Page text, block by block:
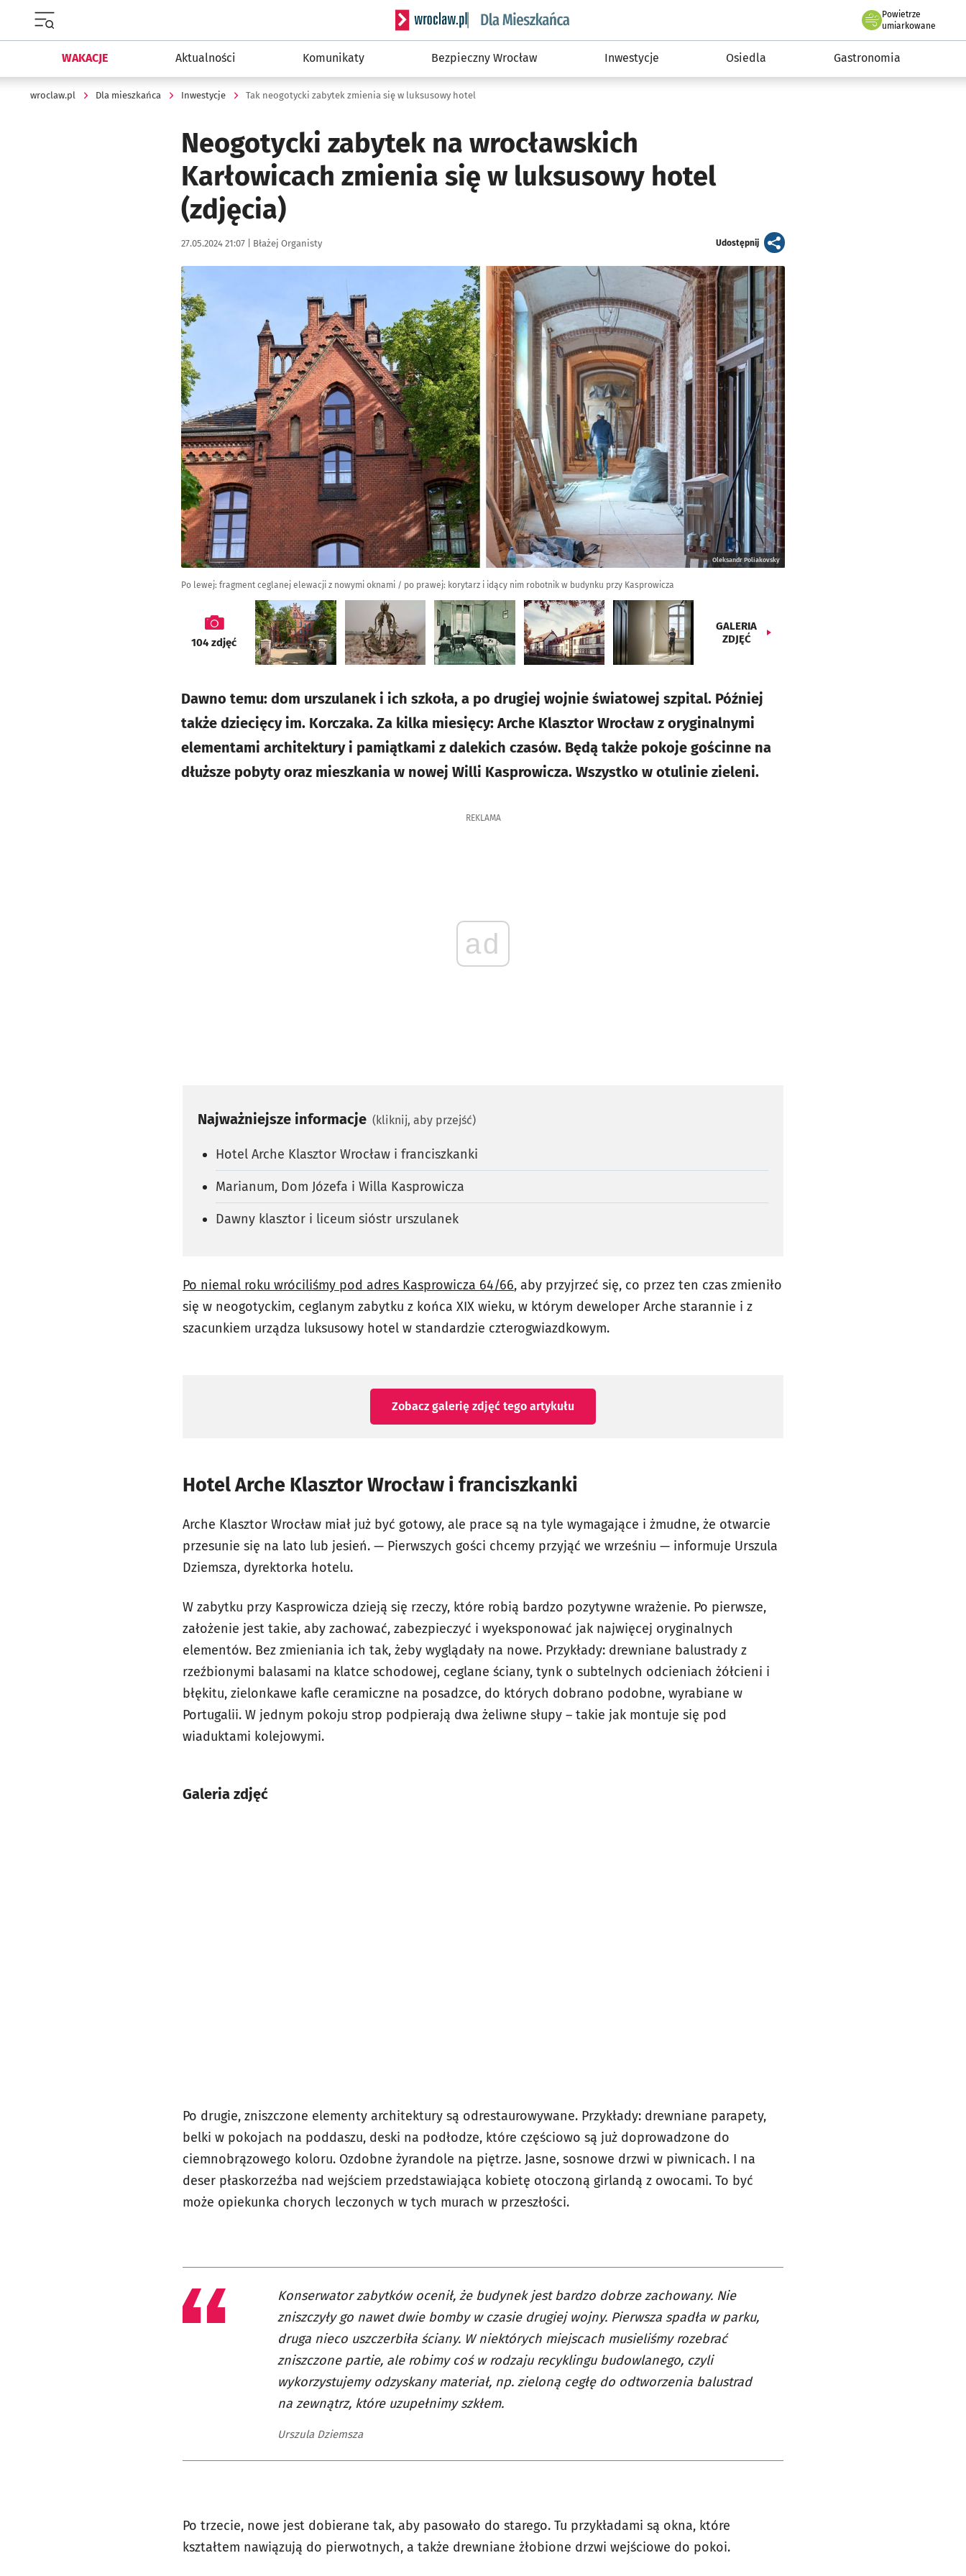
Serwis informacyjny wroclaw.pl podserwis: Dla mieszkańca
Powietrze
we Wrocławiu
umiarkowane
WAKACJE Aktualności Komunikaty Bezpieczny Wrocław Inwestycje Osiedla Gastronomia
wroclaw.pl Dla mieszkańca Inwestycje Tak neogotycki zabytek zmienia się w luksusowy hotel
Neogotycki zabytek na wrocławskich
Karłowicach zmienia się w luksusowy hotel
(zdjęcia)
Data publikacji:
27.05.2024 21:07 | Autor:
Błażej Organisty Udostępnijartykuł
Kliknij, aby zobaczyć galerię
Oleksandr Poliakovsky
Po lewej: fragment ceglanej elewacji z nowymi oknami / po prawej: korytarz i idący nim robotnik w budynku przy Kasprowicza
galeria
104zdjęć
GALERIA
ZDJĘĆ
Dawno temu: dom urszulanek i ich szkoła, a po drugiej wojnie światowej szpital. Później
także dziecięcy im. Korczaka. Za kilka miesięcy: Arche Klasztor Wrocław z oryginalnymi
elementami architektury i pamiątkami z dalekich czasów. Będą także pokoje gościnne na
dłuższe pobyty oraz mieszkania w nowej Willi Kasprowicza. Wszystko w otulinie zieleni.
REKLAMA
ad
Najważniejsze informacje (kliknij, aby przejść)
Hotel Arche Klasztor Wrocław i franciszkanki
Marianum, Dom Józefa i Willa Kasprowicza
Dawny klasztor i liceum sióstr urszulanek
Po niemal roku wróciliśmy pod adres Kasprowicza 64/66, aby przyjrzeć się, co przez ten czas zmieniło
się w neogotyckim, ceglanym zabytku z końca XIX wieku, w którym deweloper Arche starannie i z
szacunkiem urządza luksusowy hotel w standardzie czterogwiazdkowym.
Zobacz galerię zdjęć tego artykułu
Hotel Arche Klasztor Wrocław i franciszkanki
Arche Klasztor Wrocław miał już być gotowy, ale prace są na tyle wymagające i żmudne, że otwarcie
przesunie się na lato lub jesień. — Pierwszych gości chcemy przyjąć we wrześniu — informuje Urszula
Dziemsza, dyrektorka hotelu.
W zabytku przy Kasprowicza dzieją się rzeczy, które robią bardzo pozytywne wrażenie. Po pierwsze,
założenie jest takie, aby zachować, zabezpieczyć i wyeksponować jak najwięcej oryginalnych
elementów. Bez zmieniania ich tak, żeby wyglądały na nowe. Przykłady: drewniane balustrady z
rzeźbionymi balasami na klatce schodowej, ceglane ściany, tynk o subtelnych odcieniach żółcieni i
błękitu, zielonkawe kafle ceramiczne na posadzce, do których dobrano podobne, wyrabiane w
Portugalii. W jednym pokoju strop podpierają dwa żeliwne słupy – takie jak montuje się pod
wiaduktami kolejowymi.
Galeria zdjęć
Po drugie, zniszczone elementy architektury są odrestaurowywane. Przykłady: drewniane parapety,
belki w pokojach na poddaszu, deski na podłodze, które częściowo są już doprowadzone do
ciemnobrązowego koloru. Ozdobne żyrandole na piętrze. Jasne, sosnowe drzwi w piwnicach. I na
deser płaskorzeźba nad wejściem przedstawiająca kobietę otoczoną girlandą z owocami. To być
może opiekunka chorych leczonych w tych murach w przeszłości.
Konserwator zabytków ocenił, że budynek jest bardzo dobrze zachowany. Nie
zniszczyły go nawet dwie bomby w czasie drugiej wojny. Pierwsza spadła w parku,
druga nieco uszczerbiła ściany. W niektórych miejscach musieliśmy rozebrać
zniszczone partie, ale robimy coś w rodzaju recyklingu budowlanego, czyli
wykorzystujemy odzyskany materiał, np. zieloną cegłę do odtworzenia balustrad
na zewnątrz, które uzupełnimy szkłem.
Urszula Dziemsza
Po trzecie, nowe jest dobierane tak, aby pasowało do starego. Tu przykładami są okna, które
kształtem nawiązują do pierwotnych, a także drewniane żłobione drzwi wejściowe do pokoi.